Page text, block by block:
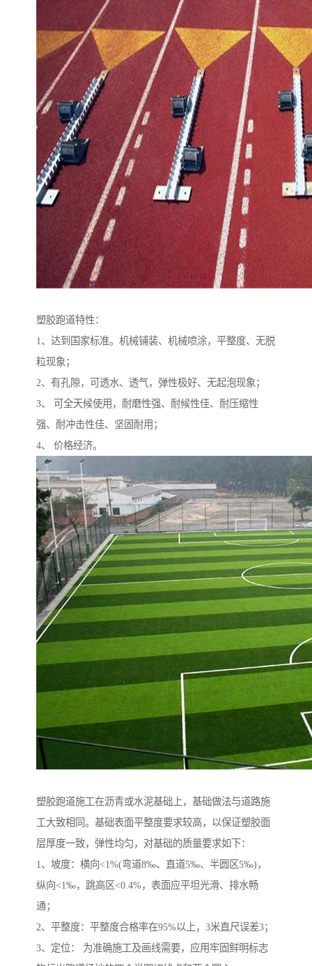
塑胶跑道特性：
1、达到国家标准。机械铺装、机械喷涂，平整度、无脱
粒现象；
2、有孔隙，可透水、透气，弹性极好、无起泡现象；
3、 可全天候使用，耐磨性强、耐候性佳、耐压缩性
强、耐冲击性佳、坚固耐用；
4、 价格经济。
塑胶跑道施工在沥青或水泥基础上，基础做法与道路施
工大致相同。基础表面平整度要求较高，以保证塑胶面
层厚度一致，弹性均匀，对基础的质量要求如下：
1、坡度：横向<1%(弯道8‰、直道5‰、半圆区5‰)，
纵向<1‰，跳高区<0.4%，表面应平坦光滑、排水畅
通；
2、平整度：平整度合格率在95%以上，3米直尺误差3；
3、定位： 为准确施工及画线需要，应用牢固鲜明标志